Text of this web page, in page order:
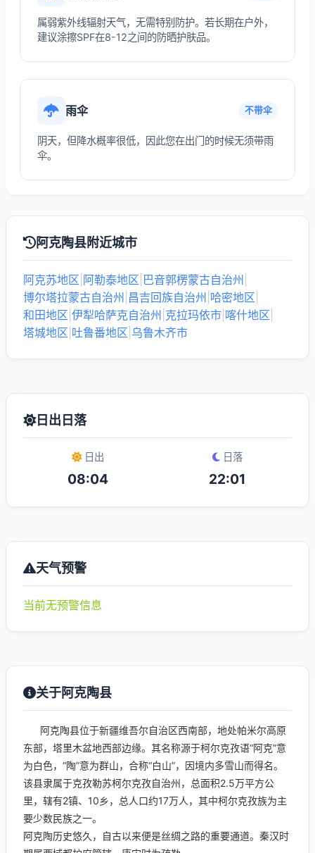
属弱紫外线辐射天气，无需特别防护。若长期在户外，
建议涂擦SPF在8-12之间的防晒护肤品。
雨伞 不带伞
阴天，但降水概率很低，因此您在出门的时候无须带雨
伞。
阿克陶县附近城市
阿克苏地区 阿勒泰地区 巴音郭楞蒙古自治州
博尔塔拉蒙古自治州 昌吉回族自治州 哈密地区
和田地区 伊犁哈萨克自治州 克拉玛依市 喀什地区
塔城地区 吐鲁番地区 乌鲁木齐市
日出日落
日出
08:04
日落
22:01
天气预警
当前无预警信息
关于阿克陶县
阿克陶县位于新疆维吾尔自治区西南部，地处帕米尔高原
东部，塔里木盆地西部边缘。其名称源于柯尔克孜语“阿克”意
为白色，“陶”意为群山，合称“白山”，因境内多雪山而得名。
该县隶属于克孜勒苏柯尔克孜自治州，总面积2.5万平方公
里，辖有2镇、10乡，总人口约17万人，其中柯尔克孜族为主
要少数民族之一。
阿克陶历史悠久，自古以来便是丝绸之路的重要通道。秦汉时